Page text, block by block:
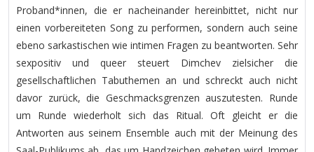
Proband*innen, die er nacheinander hereinbittet, nicht nur
einen vorbereiteten Song zu performen, sondern auch seine
ebeno sarkastischen wie intimen Fragen zu beantworten. Sehr
sexpositiv und queer steuert Dimchev zielsicher die
gesellschaftlichen Tabuthemen an und schreckt auch nicht
davor zurück, die Geschmacksgrenzen auszutesten. Runde
um Runde wiederholt sich das Ritual. Oft gleicht er die
Antworten aus seinem Ensemble auch mit der Meinung des